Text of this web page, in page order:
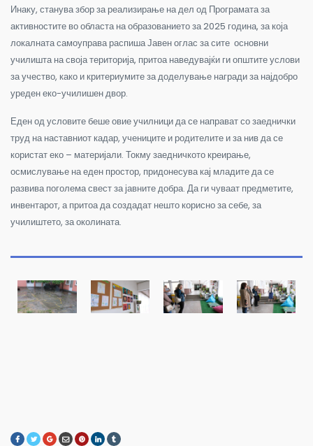
Инаку, станува збор за реализирање на дел од Програмата за
активностите во областа на образованието за 2025 година, за која
локалната самоуправа распиша Јавен оглас за сите основни
училишта на своја територија, притоа наведувајќи ги општите услови
за учество, како и критериумите за доделување награди за најдобро
уреден еко-училишен двор.
Еден од условите беше овие училници да се направат со заеднички
труд на наставниот кадар, учениците и родителите и за нив да се
користат еко – материјали. Токму заедничкото креирање,
осмислување на еден простор, придонесува кај младите да се
развива поголема свест за јавните добра. Да ги чуваат предметите,
инвентарот, а притоа да создадат нешто корисно за себе, за
училиштето, за околината.